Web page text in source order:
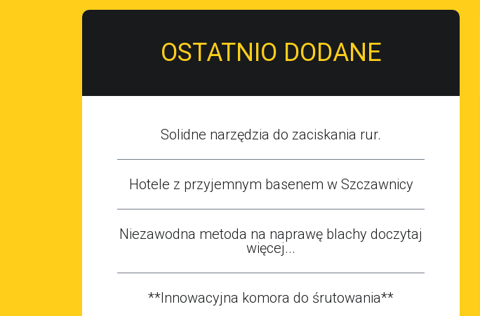
OSTATNIO DODANE
Solidne narzędzia do zaciskania rur.
Hotele z przyjemnym basenem w Szczawnicy
Niezawodna metoda na naprawę blachy doczytaj
więcej...
**Innowacyjna komora do śrutowania**